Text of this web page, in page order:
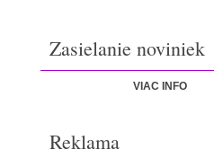
Zasielanie noviniek
VIAC INFO
Reklama